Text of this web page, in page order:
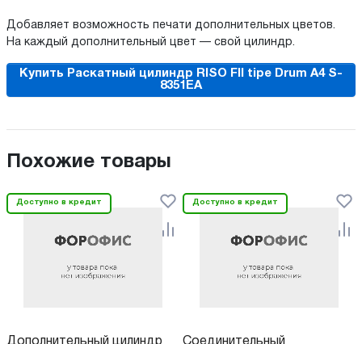
Добавляет возможность печати дополнительных цветов.
На каждый дополнительный цвет — свой цилиндр.
Купить Раскатный цилиндр RISO FII tipe Drum A4 S-
8351EA
Похожие товары
Доступно в кредит
Дополнительный цилиндр
Доступно в кредит
Соединительный